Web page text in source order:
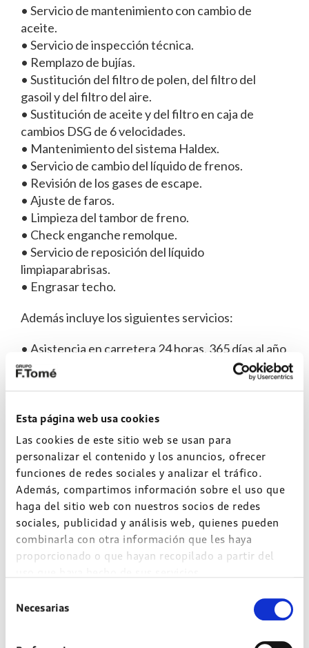
Esta página web usa cookies
Las cookies de este sitio web se usan para
personalizar el contenido y los anuncios, ofrecer
funciones de redes sociales y analizar el tráfico.
Además, compartimos información sobre el uso que
haga del sitio web con nuestros socios de redes
sociales, publicidad y análisis web, quienes pueden
combinarla con otra información que les haya
proporcionado o que hayan recopilado a partir del
deNecesarias
• Servicio de mantenimiento con cambio de
aceite.
• Servicio de inspección técnica.
• Remplazo de bujías.
• Sustitución del filtro de polen, del filtro del
gasoil y del filtro del aire.
• Sustitución de aceite y del filtro en caja de
cambios DSG de 6 velocidades.
• Mantenimiento del sistema Haldex.
• Servicio de cambio del líquido de frenos.
• Revisión de los gases de escape.
• Ajuste de faros.
• Limpieza del tambor de freno.
• Check enganche remolque.
• Servicio de reposición del líquido
limpiaparabrisas.
• Engrasar techo.
Además incluye los siguientes servicios:
• Asistencia en carretera 24 horas, 365 días al año
durante 10 años.
• Vehículo de sustitución Audi en caso de avería
• Lavado del vehículo.
Audi fulldrive Plus desde
40,25€/mes**.
Audi fulldrive Plus
clientes puedan disfrutar en todo momento de un
abanico todavía más amplio de servicios, además